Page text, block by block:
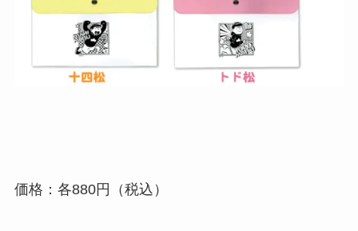
価格：各880円（税込）